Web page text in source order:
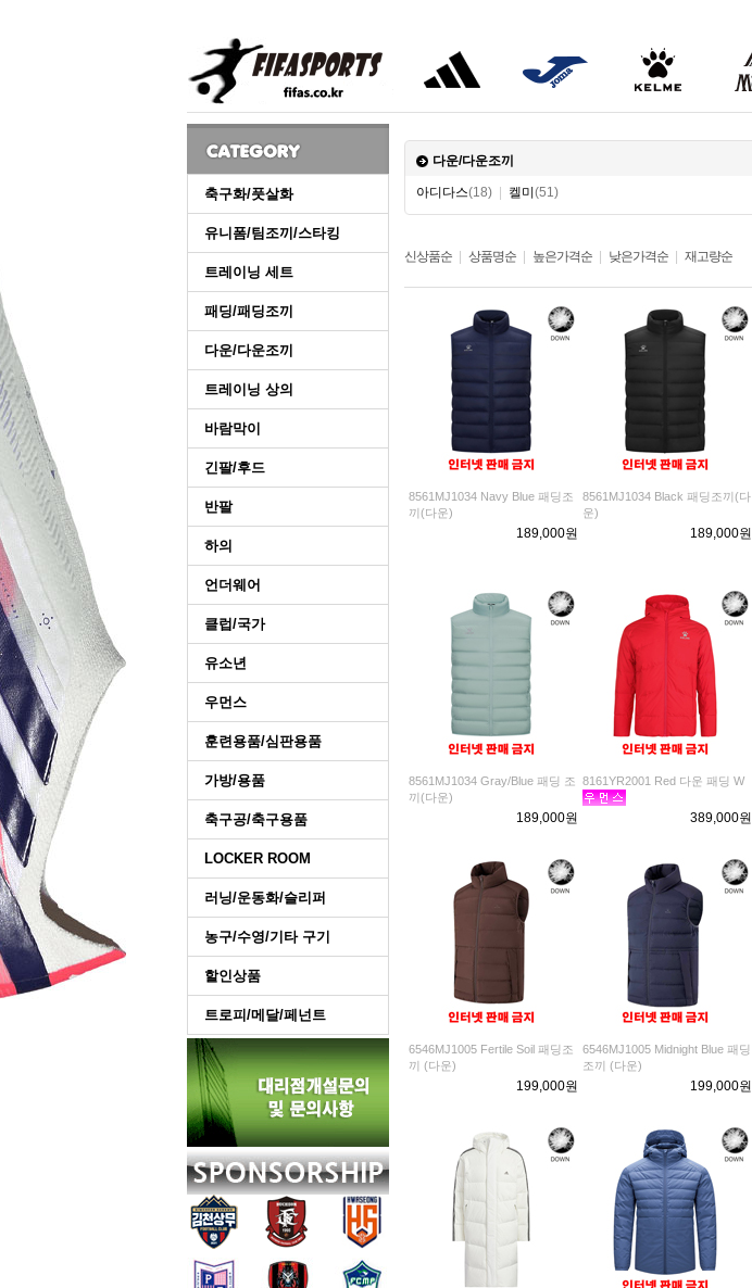
축구화/풋살화
유니폼/팀조끼/스타킹
트레이닝 세트
패딩/패딩조끼
다운/다운조끼
트레이닝 상의
바람막이
긴팔/후드
반팔
하의
언더웨어
클럽/국가
유소년
우먼스
훈련용품/심판용품
가방/용품
축구공/축구용품
LOCKER ROOM
러닝/운동화/슬리퍼
농구/수영/기타 구기
할인상품
트로피/메달/페넌트
다운/다운조끼
아디다스(18) 켈미 (51)
신상품순 상품명순 높은가격순 낮은가격순 재고량순
8561MJ1034 Navy Blue 패딩조
끼(다운)
189,000원
8561MJ1034 Black 패딩조끼(다
운)
189,000원
8561MJ1034 Gray/Blue 패딩 조
끼(다운)
189,000원
8161YR2001 Red 다운 패딩 W
389,000원
6546MJ1005 Fertile Soil 패딩조
끼 (다운)
199,000원
6546MJ1005 Midnight Blue 패딩
조끼 (다운)
199,000원